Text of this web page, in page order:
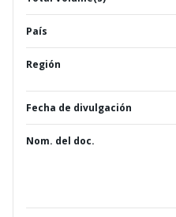
País
Región
Fecha de divulgación
Nom. del doc.